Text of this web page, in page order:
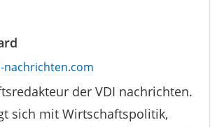
nachrichten.com
der VDI nachrichten.
sich mit Wirtschaftspolitik,